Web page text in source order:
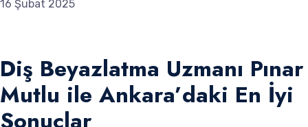
16 Şubat 2025
Diş Beyazlatma Uzmanı Pınar
Mutlu ile Ankara’daki En İyi